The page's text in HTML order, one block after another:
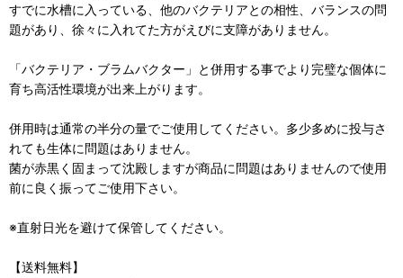
すでに水槽に入っている、他のバクテリアとの相性、バランスの問
題があり、徐々に入れてた方がえびに支障がありません。
「バクテリア・ブラムバクター」と併用する事でより完璧な個体に
育ち高活性環境が出来上がります。
併用時は通常の半分の量でご使用してください。多少多めに投与さ
れても生体に問題はありません。
菌が赤黒く固まって沈殿しますが商品に問題はありませんので使用
前に良く振ってご使用下さい。
※直射日光を避けて保管してください。
【送料無料】